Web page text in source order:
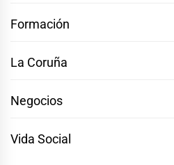
Formación
La Coruña
Negocios
Vida Social